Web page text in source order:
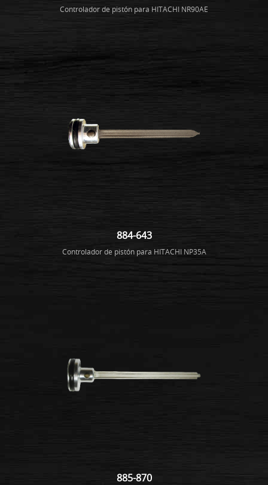
Controlador de pistón para HITACHI NR90AE
884-643
Controlador de pistón para HITACHI NP35A
885-870